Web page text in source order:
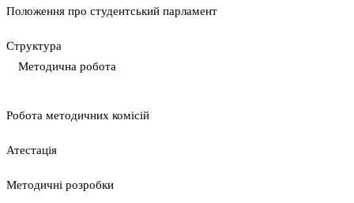
Положення про студентський парламент
Cтруктура
Методична робота
Pобота методичних комісій
Атестація
Методичні розробки